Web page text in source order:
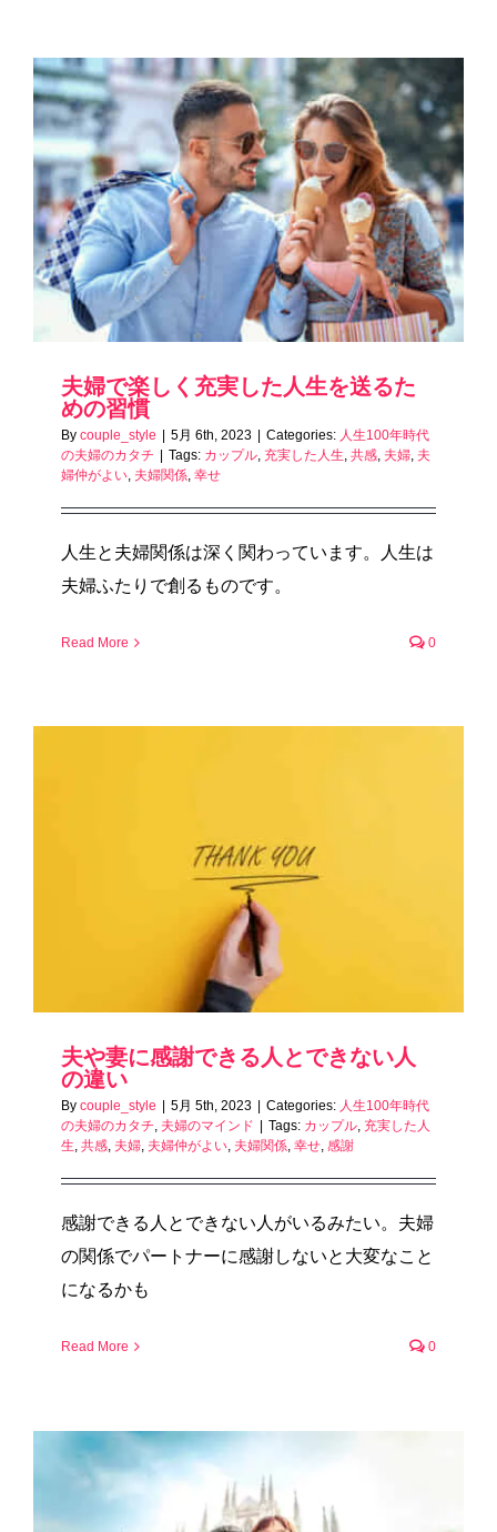
夫婦で楽しく充実した人生を送るた
めの習慣
By couple_style | 5月 6th, 2023 | Categories: 人生100年時代
の夫婦のカタチ | Tags: カップル 充実した人生 共感 夫婦 夫
婦仲がよい 夫婦関係 幸せ
人生と夫婦関係は深く関わっています。人生は
夫婦ふたりで創るものです。
Read More 0
夫や妻に感謝できる人とできない人
の違い
By couple_style 5月 5th, 2023 Categories: 人生100年時代
の夫婦のカタチ, 夫婦のマインド Tags: カップル, 充実した人
生, 共感, 夫婦, 夫婦仲がよい, 夫婦関係, 幸せ, 感謝
感謝できる人とできない人がいるみたい。夫婦
の関係でパートナーに感謝しないと大変なこと
になるかも
Read More 0